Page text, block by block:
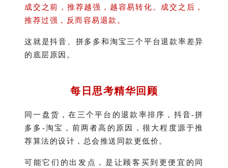
成交之前，推荐越强，越容易转化。成交之后，
推荐过强，反而容易退款。
这就是抖音、拼多多和淘宝三个平台退款率差异
的底层原因。
每日思考精华回顾
同一盘货，在三个平台的退款率排序，抖音-拼
多多-淘宝，前两者高的原因，很大程度源于推
荐算法的设计，总会推送同款更低价。
可能它们的出发点，是让顾客买到更便宜的同